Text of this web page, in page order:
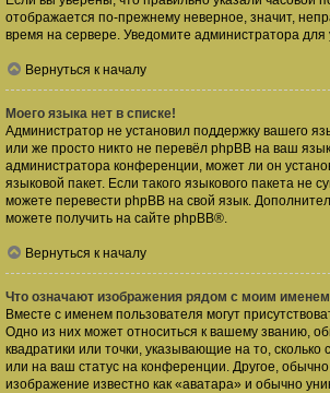
отображается по-прежнему неверное, значит,
время на сервере. Уведомите администратора
Вернуться к началу
Моего языка нет в списке!
Администратор не установил поддержку вашего
или же просто никто не перевёл phpBB на ваш
администратора конференции, может ли он
языковой пакет. Если такого языкового пакета не
можете перевести phpBB на свой язык.
можете получить на сайте phpBB®.
Вернуться к началу
Что означают изображения рядом с моим
Вместе с именем пользователя могут
Одно из них может относиться к вашему званию,
квадратики или точки, указывающие на то,
или на ваш статус на конференции. Другое,
изображение известно как «аватара» и обычно